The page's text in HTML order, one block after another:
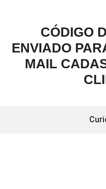
CÓDIGO
ENVIADO
MAIL